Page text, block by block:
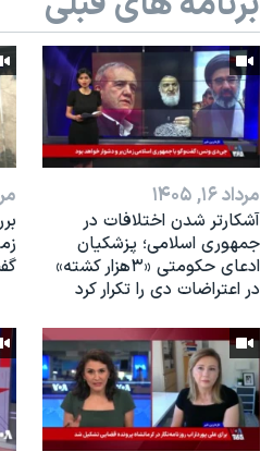
نرگس محمدی برنده جایزه نوبل صلح
همایش محافظه‌کاران آمریکا
صفحه‌های ویژه
سفر پرزیدنت ترامپ به چین
مرداد ۱۶, ۱۴۰۵
آشکارتر شدن اختلافات در
جمهوری اسلامی؛ پزشکیان
ادعای حکومتی «۳هزار کشته»
در اعتراضات دی را تکرار کرد